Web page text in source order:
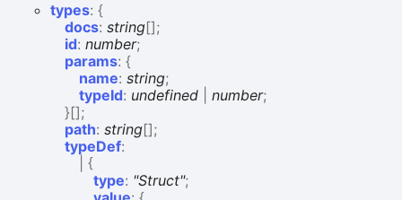
types: {
docs: string[];
id: number;
params: {
name: string;
typeId: undefined number;
}[];
path: string[];
typeDef:
{
type: "Struct";